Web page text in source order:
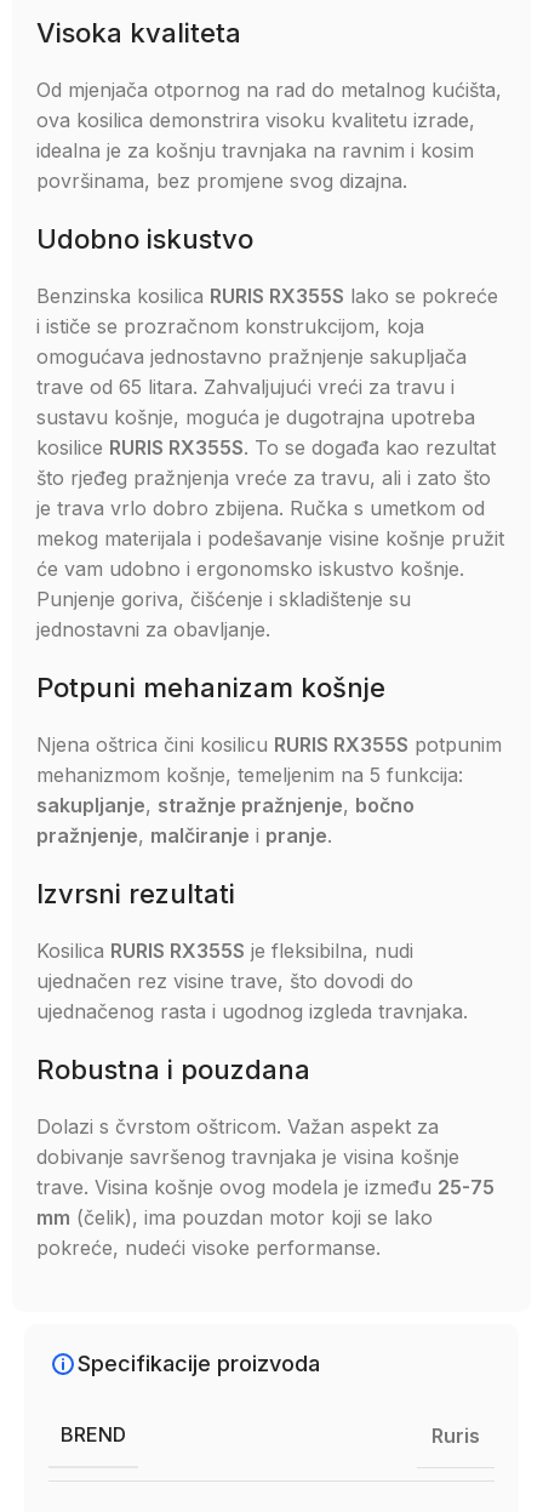
Visoka kvaliteta
Od mjenjača otpornog na rad do metalnog kućišta,
ova kosilica demonstrira visoku kvalitetu izrade,
idealna je za košnju travnjaka na ravnim i kosim
površinama, bez promjene svog dizajna.
Udobno iskustvo
Benzinska kosilica RURIS RX355S lako se pokreće
i ističe se prozračnom konstrukcijom, koja
omogućava jednostavno pražnjenje sakupljača
trave od 65 litara. Zahvaljujući vreći za travu i
sustavu košnje, moguća je dugotrajna upotreba
kosilice RURIS RX355S. To se događa kao rezultat
što rjeđeg pražnjenja vreće za travu, ali i zato što
je trava vrlo dobro zbijena. Ručka s umetkom od
mekog materijala i podešavanje visine košnje pružit
će vam udobno i ergonomsko iskustvo košnje.
Punjenje goriva, čišćenje i skladištenje su
jednostavni za obavljanje.
Potpuni mehanizam košnje
Njena oštrica čini kosilicu RURIS RX355S potpunim
mehanizmom košnje, temeljenim na 5 funkcija:
sakupljanje, stražnje pražnjenje, bočno
pražnjenje, malčiranje i pranje.
Izvrsni rezultati
Kosilica RURIS RX355S je fleksibilna, nudi
ujednačen rez visine trave, što dovodi do
ujednačenog rasta i ugodnog izgleda travnjaka.
Robustna i pouzdana
Dolazi s čvrstom oštricom. Važan aspekt za
dobivanje savršenog travnjaka je visina košnje
trave. Visina košnje ovog modela je između 25-75
mm (čelik), ima pouzdan motor koji se lako
pokreće, nudeći visoke performanse.
Specifikacije proizvoda
BREND Ruris